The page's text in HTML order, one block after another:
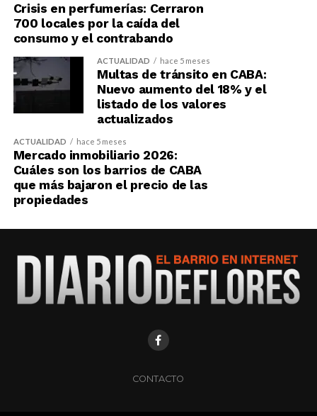
Crisis en perfumerías: Cerraron
700 locales por la caída del
consumo y el contrabando
ACTUALIDAD hace 5 meses
Multas de tránsito en CABA:
Nuevo aumento del 18% y el
listado de los valores
actualizados
ACTUALIDAD hace 5 meses
Mercado inmobiliario 2026:
Cuáles son los barrios de CABA
que más bajaron el precio de las
propiedades
CONTACTO